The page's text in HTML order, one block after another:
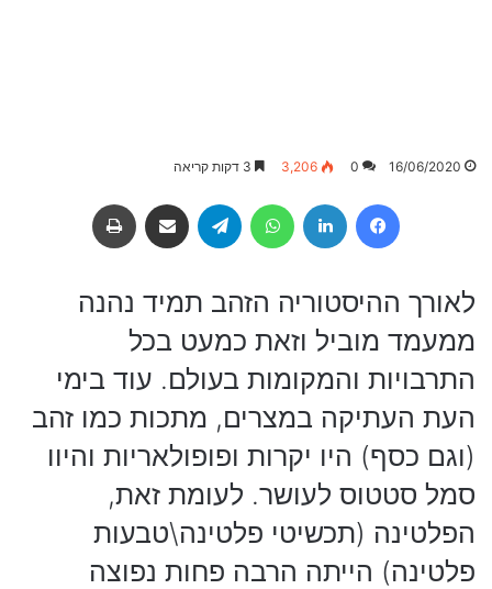
16/06/2020
0
3,206
Facebook
LinkedIn
WhatsApp
Telegram שיתוף באמצעות מייל
לאורך ההיסטוריה הזהב תמיד נהנה
ממעמד מוביל וזאת כמעט בכל
התרבויות והמקומות בעולם. עוד בימי
העת העתיקה במצרים, מתכות כמו זהב
(וגם כסף) היו יקרות ופופולאריות והיוו
סמל סטטוס לעושר. לעומת זאת,
הפלטינה (תכשיטי פלטינה\טבעות
פלטינה) הייתה הרבה פחות נפוצה